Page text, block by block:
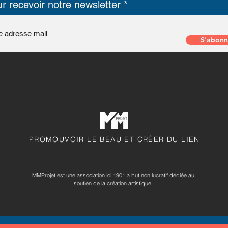
PROMOUVOIR LE BEAU ET CRÉER DU LIEN
MMProjet est une association loi 1901 à but non lucratif dédiée au
soutien de la création artistique.
recevoir notre newsletter